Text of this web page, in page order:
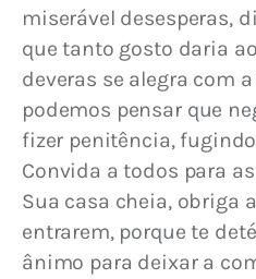
miserável desesperas,
que tanto gosto daria
deveras se alegra com
podemos pensar que
fizer penitência,
Convida a todos para
Sua casa cheia, obriga
entrarem, porque te
ânimo para deixar a